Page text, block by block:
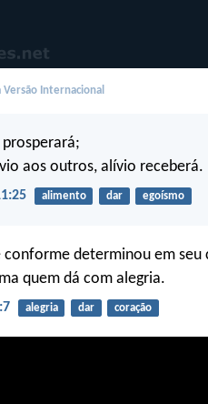
Versão Internacional
aos outros, alívio receberá.
alimento dar egoísmo
conforme determinou em
quem dá com alegria.
alegria dar coração